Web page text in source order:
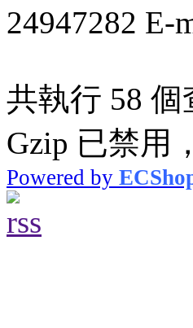
24947282 E-
共執行 58 個
Gzip 已禁用
Powered by